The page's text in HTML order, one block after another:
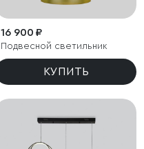
16 900 ₽
Подвесной светильник
КУПИТЬ